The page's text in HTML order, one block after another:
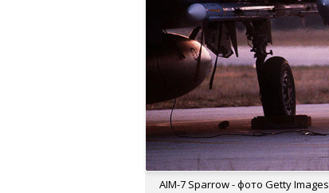
AIM-7 Sparrow - фото Getty Images